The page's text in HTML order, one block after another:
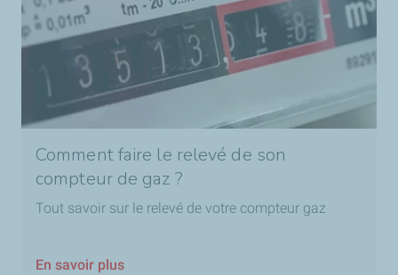
Comment faire le relevé de son
compteur de gaz ?
Tout savoir sur le relevé de votre compteur gaz
En savoir plus